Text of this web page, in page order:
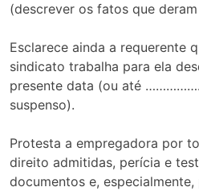
(descrever os fatos que
Esclarece ainda a requerente
sindicato trabalha para ela
presente data (ou até
suspenso).
Protesta a empregadora por
direito admitidas, perícia e
documentos e,